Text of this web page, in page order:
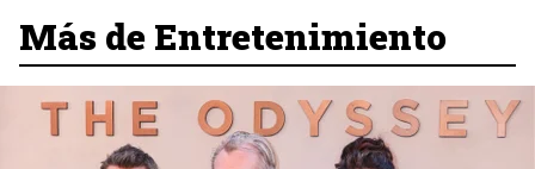
Más de Entretenimiento